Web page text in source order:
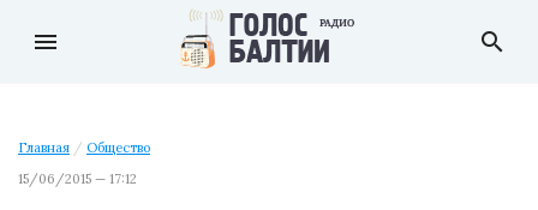
menu search
Главная / Общество
15/06/2015 — 17:12